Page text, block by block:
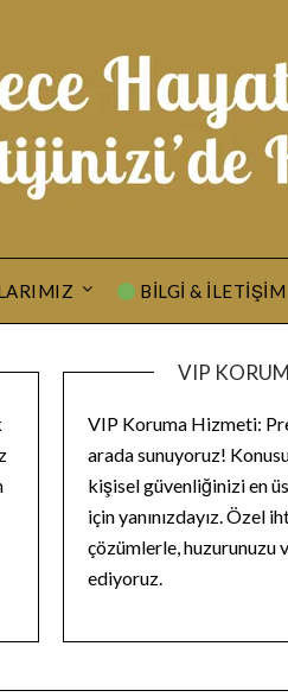
BILGI & İLETIŞIM
VIP
VIP Koruma Hizmeti:
arada sunuyoruz!
kişisel güvenliğinizi en
için yanınızdayız. Özel
çözümlerle, huzurunuzu
ediyoruz.